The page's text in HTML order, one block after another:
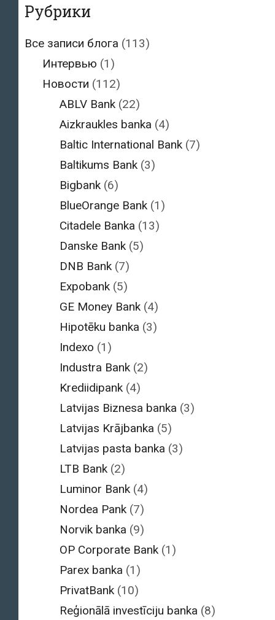
Рубрики
Все записи блога (113)
Интервью (1)
Новости (112)
ABLV Bank (22)
Aizkraukles banka (4)
Baltic International Bank (7)
Baltikums Bank (3)
Bigbank (6)
BlueOrange Bank (1)
Citadele Banka (13)
Danske Bank (5)
DNB Bank (7)
Expobank (5)
GE Money Bank (4)
Hipotēku banka (3)
Indexo (1)
Industra Bank (2)
Krediidipank (4)
Latvijas Biznesa banka (3)
Latvijas Krājbanka (5)
Latvijas pasta banka (3)
LTB Bank (2)
Luminor Bank (4)
Nordea Pank (7)
Norvik banka (9)
OP Corporate Bank (1)
Parex banka (1)
PrivatBank (10)
Reģionālā investīciju banka (8)